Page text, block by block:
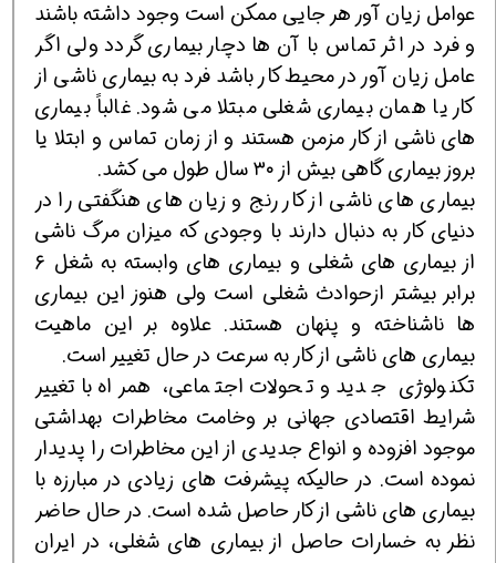
عوامل زیان آور هر جایی ممکن است وجود داشته باشند
و فرد در اثر تماس با آن ها دچار بیماری گردد ولی اگر
عامل زیان آور در محیط کار باشد فرد به بیماری ناشی از
کار یا همان بیماری شغلی مبتلا می شود. غالباً بیماری
های ناشی از کار مزمن هستند و از زمان تماس و ابتلا یا
بروز بیماری گاهی بیش از ۳۰ سال طول می کشد.
بیماری های ناشی از کار رنج و زیان های هنگفتی را در
دنیای کار به دنبال دارند با وجودی که میزان مرگ ناشی
از بیماری های شغلی و بیماری های وابسته به شغل ۶
برابر بیشتر ازحوادث شغلی است ولی هنوز این بیماری
ها ناشناخته و پنهان هستند. علاوه بر این ماهیت
بیماری های ناشی از کار به سرعت در حال تغییر است.
تکنولوژی جدید و تحولات اجتماعی، همراه با تغییر
شرایط اقتصادی جهانی بر وخامت مخاطرات بهداشتی
موجود افزوده و انواع جدیدی از این مخاطرات را پدیدار
نموده است. در حالیکه پیشرفت های زیادی در مبارزه با
بیماری های ناشی از کار حاصل شده است. در حال حاضر
نظر به خسارات حاصل از بیماری های شغلی، در ایران